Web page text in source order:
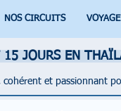
NOS CIRCUITS
JOURS EN
cohérent et passionnant